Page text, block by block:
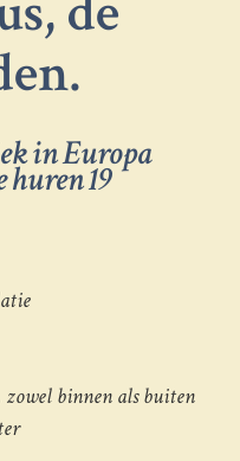
in Europa
binnen als buiten